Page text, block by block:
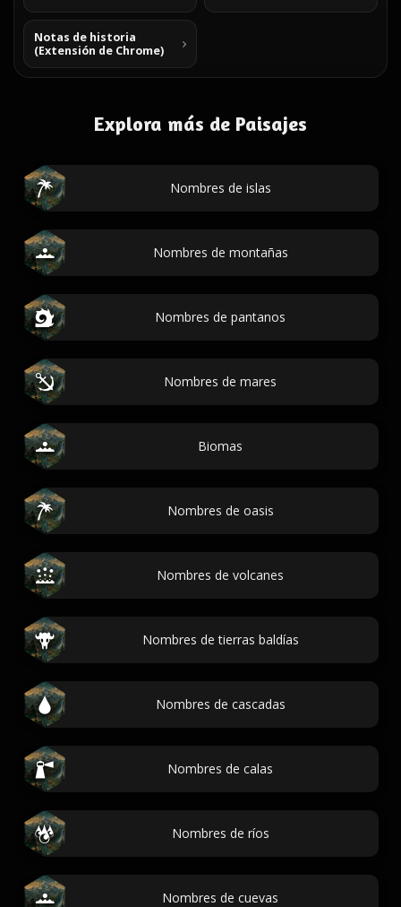
Notas de historia
(Extensión de Chrome)
Explora más de Paisajes
Nombres de islas
Nombres de montañas
Nombres de pantanos
Nombres de mares
Biomas
Nombres de oasis
Nombres de volcanes
Nombres de tierras baldías
Nombres de cascadas
Nombres de calas
Nombres de ríos
Nombres de cuevas